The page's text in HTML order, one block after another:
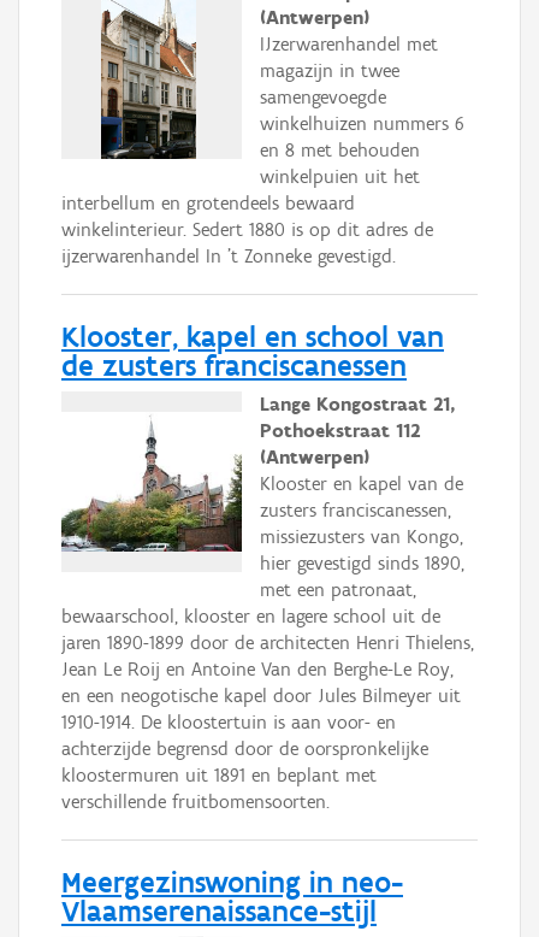
(Antwerpen)
IJzerwarenhandel met
magazijn in twee
samengevoegde
winkelhuizen nummers 6
en 8 met behouden
winkelpuien uit het
interbellum en grotendeels bewaard
winkelinterieur. Sedert 1880 is op dit adres de
ijzerwarenhandel In ’t Zonneke gevestigd.
Klooster, kapel en school van
de zusters franciscanessen
Lange Kongostraat 21,
Pothoekstraat 112
(Antwerpen)
Klooster en kapel van de
zusters franciscanessen,
missiezusters van Kongo,
hier gevestigd sinds 1890,
met een patronaat,
bewaarschool, klooster en lagere school uit de
jaren 1890-1899 door de architecten Henri Thielens,
Jean Le Roij en Antoine Van den Berghe-Le Roy,
en een neogotische kapel door Jules Bilmeyer uit
1910-1914. De kloostertuin is aan voor- en
achterzijde begrensd door de oorspronkelijke
kloostermuren uit 1891 en beplant met
verschillende fruitbomensoorten.
Meergezinswoning in neo-
Vlaamserenaissance-stijl